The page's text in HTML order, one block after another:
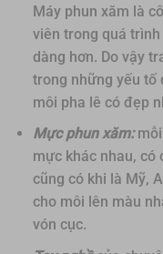
Máy phun xăm là
viên trong quá
dàng hơn. Do vậy
trong những yếu tố
môi pha lê có đẹp
Mực phun xăm:mỗi
mực khác nhau, có
cũng có khi là Mỹ,
cho môi lên màu
vón cục.